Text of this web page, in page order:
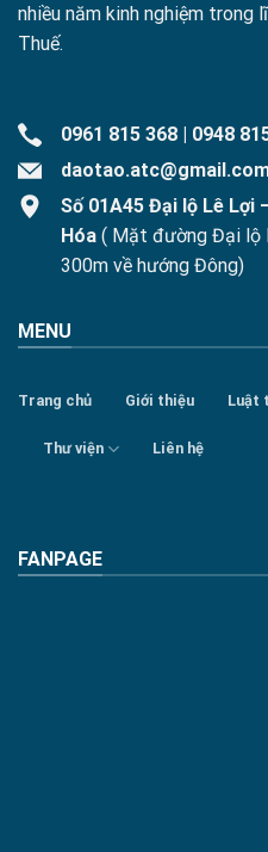
nhiều năm kinh nghiệm trong
Thuế.
0961 815 368 | 0948
Số 01A45 Đại lộ Lê Lợi
Hóa ( Mặt đường Đại lộ
300m về hướng Đông)
MENU
Trang chủ Giới thiệu Luật
Thư viện Liên hệ
FANPAGE